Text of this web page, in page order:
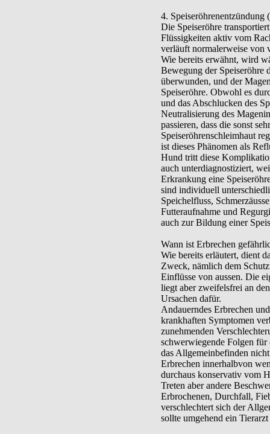
4. Speiseröhrenentzündung
Die Speiseröhre
Flüssigkeiten aktiv vom
verläuft normalerweise von
Wie bereits erwähnt, wird
Bewegung der Speiseröhre
überwunden, und der
Speiseröhre. Obwohl es
und das Abschlucken des
Neutralisierung des
passieren, dass die sonst
Speiseröhrenschleimhaut
ist dieses Phänomen als
Hund tritt diese
auch unterdiagnostiziert,
Erkrankung eine
sind individuell
Speichelfluss,
Futteraufnahme und
auch zur Bildung einer
Wann ist Erbrechen
Wie bereits erläutert, dient
Zweck, nämlich dem
Einflüsse von aussen. Die
liegt aber zweifelsfrei an
Ursachen dafür.
Andauerndes Erbrechen
krankhaften Symptomen
zunehmenden
schwerwiegende Folgen für
das Allgemeinbefinden
Erbrechen innerhalbvon
durchaus konservativ vom
Treten aber andere
Erbrochenen, Durchfall,
verschlechtert sich der
sollte umgehend ein